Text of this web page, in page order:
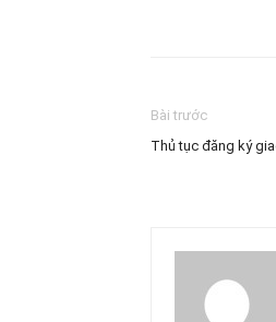
Bài trước
Thủ tục đăng ký